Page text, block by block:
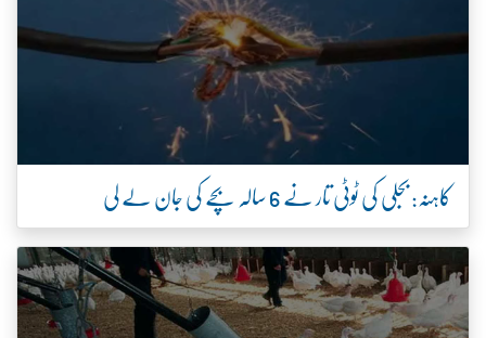
کاہنہ: بجلی کی ٹوٹی تار نے 6 سالہ بچے کی جان لے لی